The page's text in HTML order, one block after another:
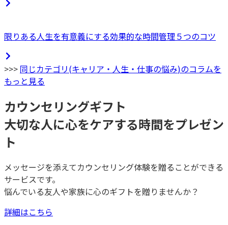
限りある人生を有意義にする効果的な時間管理５つのコツ
>>> 同じカテゴリ(キャリア・人生・仕事の悩み)のコラムを
もっと見る
カウンセリングギフト
大切な人に心をケアする時間をプレゼン
ト
メッセージを添えてカウンセリング体験を贈ることができる
サービスです。
悩んでいる友人や家族に心のギフトを贈りませんか？
詳細はこちら